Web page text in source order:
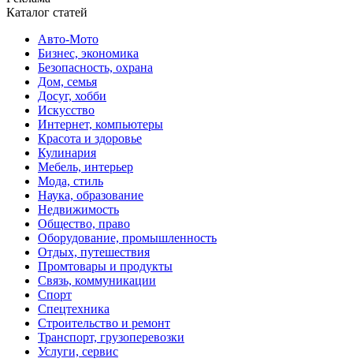
Каталог статей
Авто-Мото
Бизнес, экономика
Безопасность, охрана
Дом, семья
Досуг, хобби
Искусство
Интернет, компьютеры
Красота и здоровье
Кулинария
Мебель, интерьер
Мода, стиль
Наука, образование
Недвижимость
Общество, право
Оборудование, промышленность
Отдых, путешествия
Промтовары и продукты
Связь, коммуникации
Спорт
Спецтехника
Строительство и ремонт
Транспорт, грузоперевозки
Услуги, сервис